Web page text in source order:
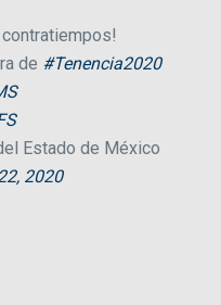
de #Tenencia2020
Estado de México
2020